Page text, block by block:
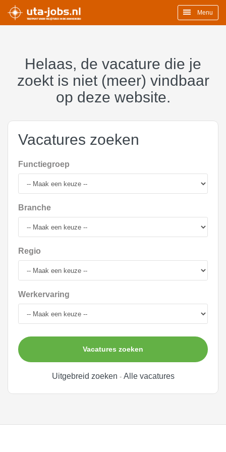
Menu
Helaas, de vacature die je
zoekt is niet (meer) vindbaar
op deze website.
Vacatures zoeken
Functiegroep
Branche
Regio
Werkervaring
Vacatures zoeken
Uitgebreid zoeken - Alle vacatures